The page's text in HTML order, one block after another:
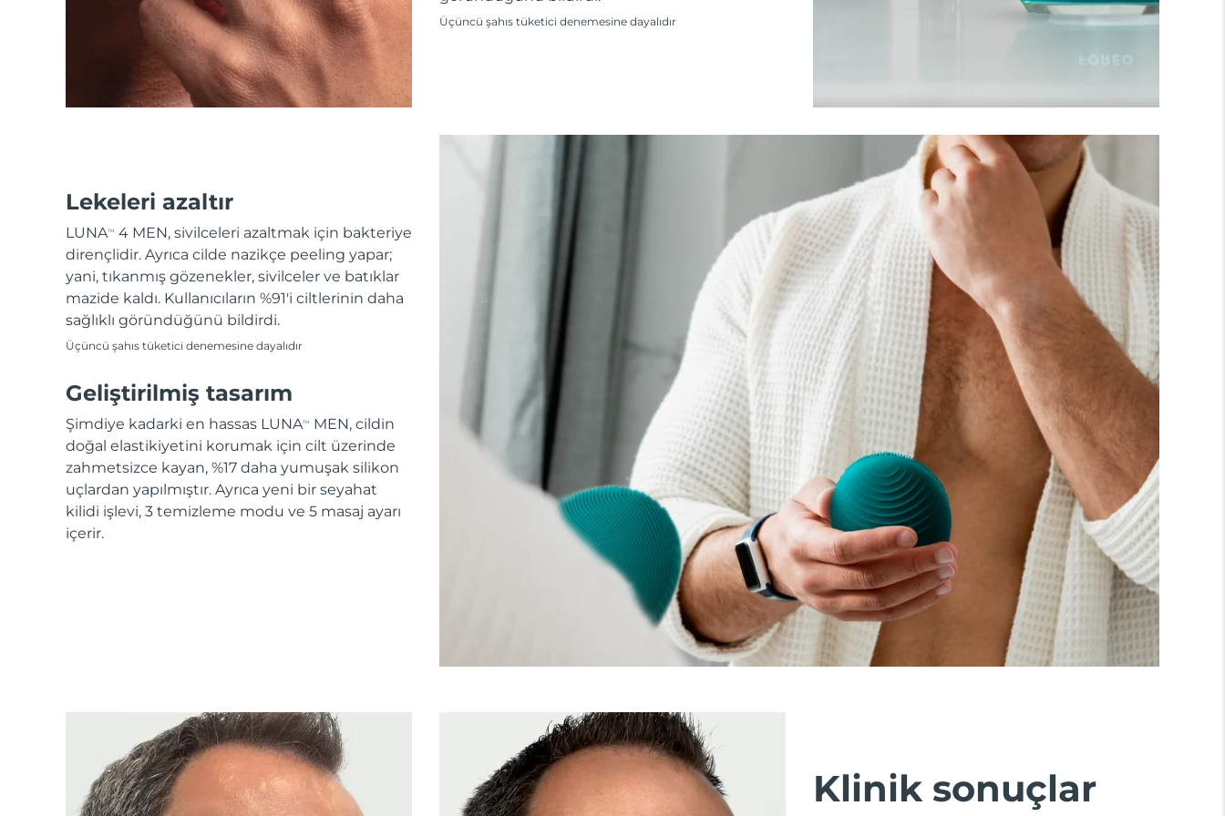
Üçüncü şahıs tüketici denemesine dayalıdır
Lekeleri azaltır
LUNATM
4 MEN, sivilceleri azaltmak için bakteriye
dirençlidir. Ayrıca cilde nazikçe peeling yapar;
yani, tıkanmış gözenekler, sivilceler ve batıklar
mazide kaldı. Kullanıcıların %91'i ciltlerinin daha
sağlıklı göründüğünü bildirdi.
Üçüncü şahıs tüketici denemesine dayalıdır
Geliştirilmiş tasarım
Şimdiye kadarki en hassas LUNATM
MEN, cildin
doğal elastikiyetini korumak için cilt üzerinde
zahmetsizce kayan, %17 daha yumuşak silikon
uçlardan yapılmıştır. Ayrıca yeni bir seyahat
kilidi işlevi, 3 temizleme modu ve 5 masaj ayarı
içerir.
Klinik sonuçlar
All acne treatment devices
All revitalizing eye massagers
KIWI™ cilt bakımı
Advanced pore care essentials
Serum
For healthy hair
issa™ Teeth Whitening Gel
18% PAP
Kozmetik ürünleri Erkekler
FOREO APP
HAKKINDA